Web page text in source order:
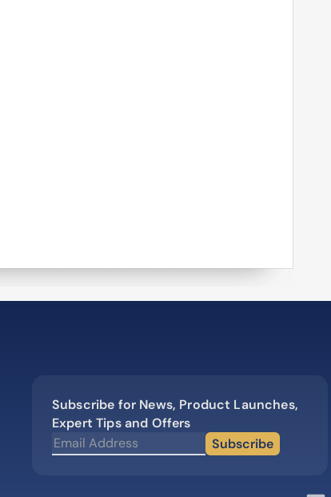
Subscribe for News, Product Launches,
Expert Tips and Offers
Subscribe